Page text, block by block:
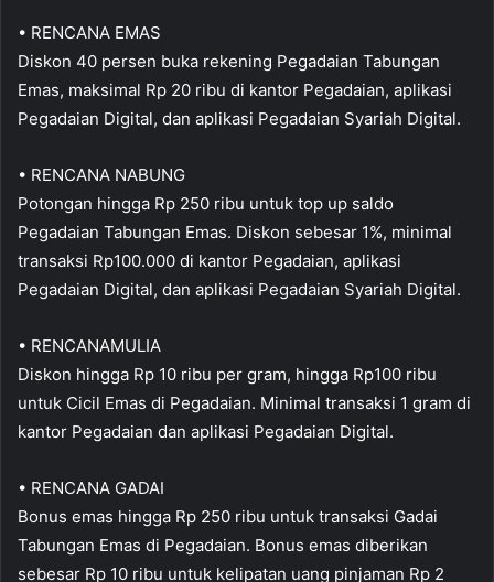
• RENCANA EMAS
Diskon 40 persen buka rekening Pegadaian Tabungan
Emas, maksimal Rp 20 ribu di kantor Pegadaian, aplikasi
Pegadaian Digital, dan aplikasi Pegadaian Syariah Digital.
• RENCANA NABUNG
Potongan hingga Rp 250 ribu untuk top up saldo
Pegadaian Tabungan Emas. Diskon sebesar 1%, minimal
transaksi Rp100.000 di kantor Pegadaian, aplikasi
Pegadaian Digital, dan aplikasi Pegadaian Syariah Digital.
• RENCANAMULIA
Diskon hingga Rp 10 ribu per gram, hingga Rp100 ribu
untuk Cicil Emas di Pegadaian. Minimal transaksi 1 gram di
kantor Pegadaian dan aplikasi Pegadaian Digital.
• RENCANA GADAI
Bonus emas hingga Rp 250 ribu untuk transaksi Gadai
Tabungan Emas di Pegadaian. Bonus emas diberikan
sebesar Rp 10 ribu untuk kelipatan uang pinjaman Rp 2